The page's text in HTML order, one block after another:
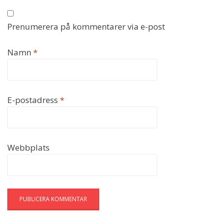
Prenumerera på kommentarer via e-post
Namn *
E-postadress *
Webbplats